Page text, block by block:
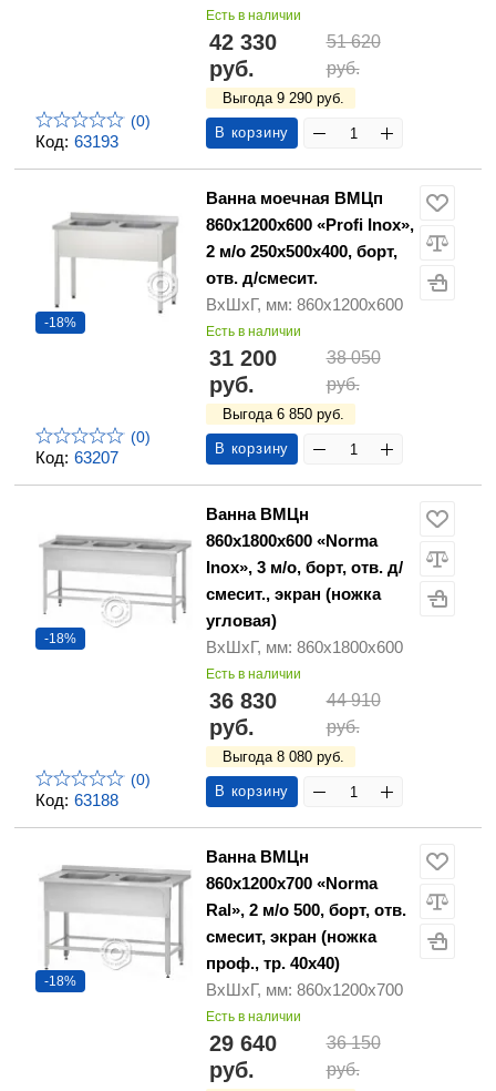
Код: 63193
(0)
Есть в наличии
42 330
руб.
51 620
руб.
Выгода 9 290 руб.
В корзину
Код: 63207
-18%
(0)
Ванна моечная ВМЦп
860х1200х600 «Profi Inox»,
2 м/о 250х500х400, борт,
отв. д/смесит.
ВхШхГ, мм: 860х1200х600
Есть в наличии
31 200
руб.
38 050
руб.
Выгода 6 850 руб.
В корзину
Код: 63188
-18%
(0)
Ванна ВМЦн
860х1800х600 «Norma
Inox», 3 м/о, борт, отв. д/
смесит., экран (ножка
угловая)
ВхШхГ, мм: 860х1800х600
Есть в наличии
36 830
руб.
44 910
руб.
Выгода 8 080 руб.
В корзину
-18%
Ванна ВМЦн
860х1200х700 «Norma
Ral», 2 м/о 500, борт, отв.
смесит, экран (ножка
проф., тр. 40х40)
ВхШхГ, мм: 860х1200х700
Есть в наличии
29 640
руб.
36 150
руб.